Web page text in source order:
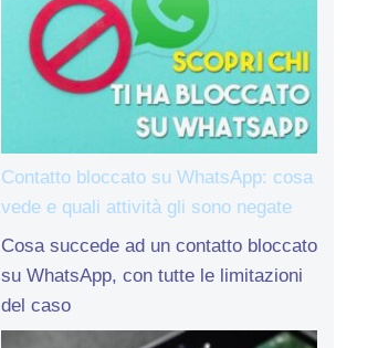
Contatto bloccato su WhatsApp: cosa
vede e quali attività gli sono negate
Cosa succede ad un contatto bloccato
su WhatsApp, con tutte le limitazioni
del caso